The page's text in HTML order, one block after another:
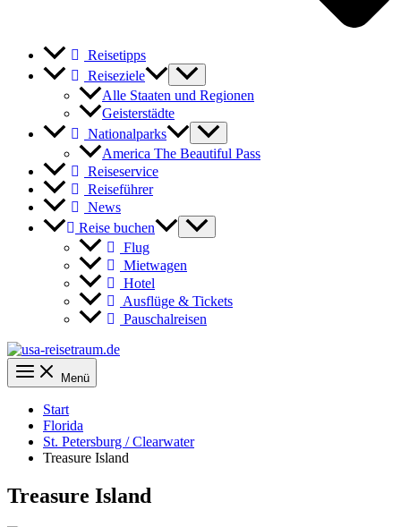
Reisetipps
Reiseziele
Alle Staaten und Regionen
Geisterstädte
Nationalparks
America The Beautiful Pass
Reiseservice
Reiseführer
News
Reise buchen
Flug
Mietwagen
Hotel
Ausflüge & Tickets
Pauschalreisen
Menü
Start
Florida
St. Petersburg / Clearwater
Treasure Island
Treasure Island